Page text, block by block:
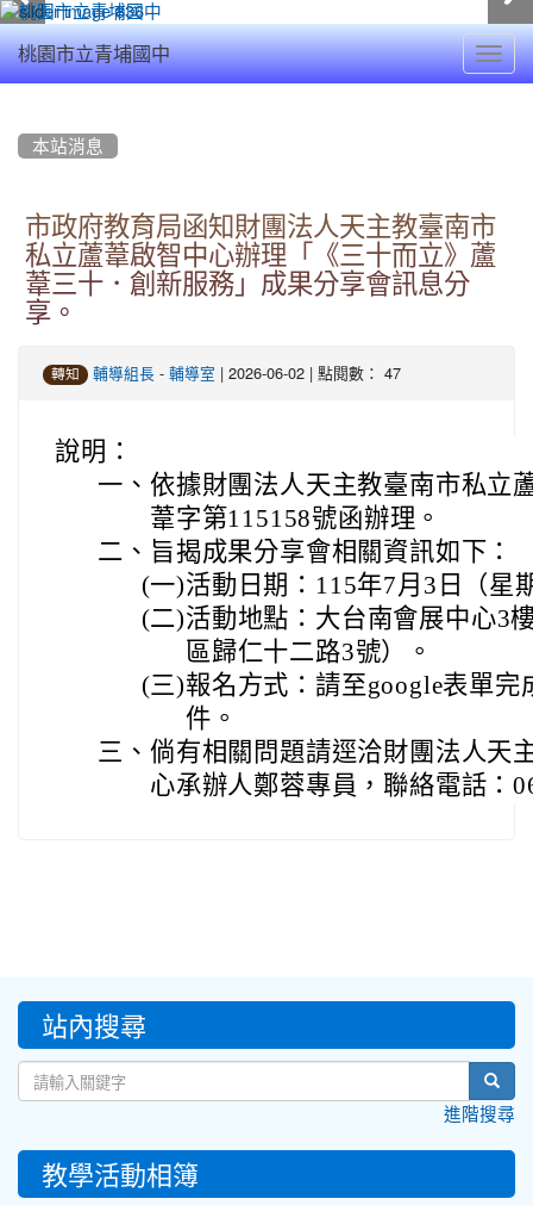
桃園市立青埔國中
本站消息
市政府教育局函知財團法人天主教臺南市
私立蘆葦啟智中心辦理「《三十而立》蘆
葦三十．創新服務」成果分享會訊息分
享。
轉知 輔導組長 - 輔導室 | 2026-06-02 | 點閱數： 47
說明：
一、 依據財團法人天主教臺南市私立
葦字第115158號函辦理。
二、 旨揭成果分享會相關資訊如下：
(一)活動日期：115年7月3日（星
(二)活動地點：大台南會展中心3
區歸仁十二路3號）。
(三)報名方式：請至google表單
件。
三、 倘有相關問題請逕洽財團法人天
心承辦人鄭蓉專員，聯絡電話：
::: 站內搜尋
進階搜尋
教學活動相簿